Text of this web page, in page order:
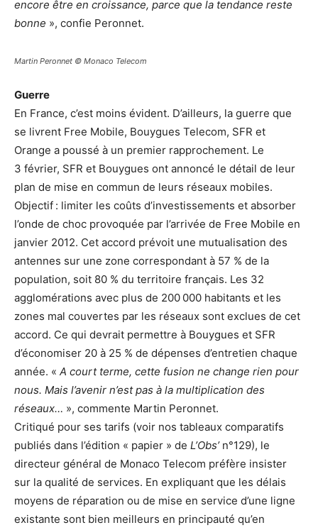
encore être en croissance, parce que la tendance reste
bonne », confie Peronnet.
Martin Peronnet © Monaco Telecom
Guerre
En France, c’est moins évident. D’ailleurs, la guerre que
se livrent Free Mobile, Bouygues Telecom, SFR et
Orange a poussé à un premier rapprochement. Le
3 février, SFR et Bouygues ont annoncé le détail de leur
plan de mise en commun de leurs réseaux mobiles.
Objectif : limiter les coûts d’investissements et absorber
l’onde de choc provoquée par l’arrivée de Free Mobile en
janvier 2012. Cet accord prévoit une mutualisation des
antennes sur une zone correspondant à 57 % de la
population, soit 80 % du territoire français. Les 32
agglomérations avec plus de 200 000 habitants et les
zones mal couvertes par les réseaux sont exclues de cet
accord. Ce qui devrait permettre à Bouygues et SFR
d’économiser 20 à 25 % de dépenses d’entretien chaque
année. « A court terme, cette fusion ne change rien pour
nous. Mais l’avenir n’est pas à la multiplication des
réseaux… », commente Martin Peronnet.
Critiqué pour ses tarifs (voir nos tableaux comparatifs
publiés dans l’édition « papier » de L’Obs’n°129), le
directeur général de Monaco Telecom préfère insister
sur la qualité de services. En expliquant que les délais
moyens de réparation ou de mise en service d’une ligne
existante sont bien meilleurs en principauté qu’en